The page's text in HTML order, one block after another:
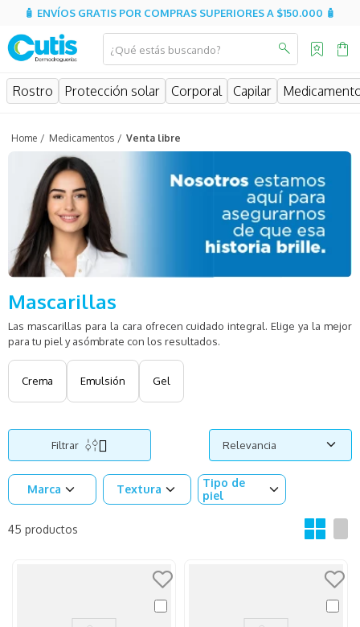
🧴 ENVÍOS GRATIS POR COMPRAS SUPERIORES A $150.000 🧴
¿Qué estás buscando?
Rostro Protección solar Corporal Capilar
Medicamentos Venta libre
Mascarillas
Las mascarillas para la cara ofrecen cuidado integral. Elige ya la mejor
para tu piel y asómbrate con los resultados.
Crema Emulsión Gel
Filtrar Relevancia
Marca Textura
Tipo de
piel
45 productos
MÁS BUSCADOS
posay